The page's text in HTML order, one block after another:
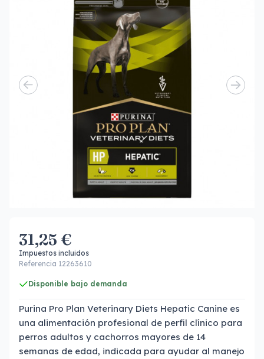
31,25 €
Impuestos incluidos
Referencia 12263610
Disponible bajo demanda
Purina Pro Plan Veterinary Diets Hepatic Canine es
una alimentación profesional de perfil clínico para
perros adultos y cachorros mayores de 14
semanas de edad, indicada para ayudar al manejo